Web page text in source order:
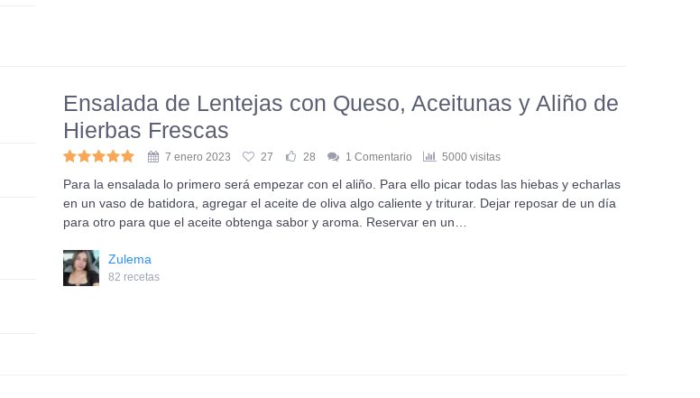
Ensalada de Lentejas con Queso, Aceitunas y Aliño de
Hierbas Frescas
7 enero 2023 27 28 1 Comentario 5000 visitas
Para la ensalada lo primero será empezar con el aliño. Para ello picar todas las hiebas y echarlas
en un vaso de batidora, agregar el aceite de oliva algo caliente y triturar. Dejar reposar de un día
para otro para que el aceite obtenga sabor y aroma. Reservar en un…
Zulema
82 recetas